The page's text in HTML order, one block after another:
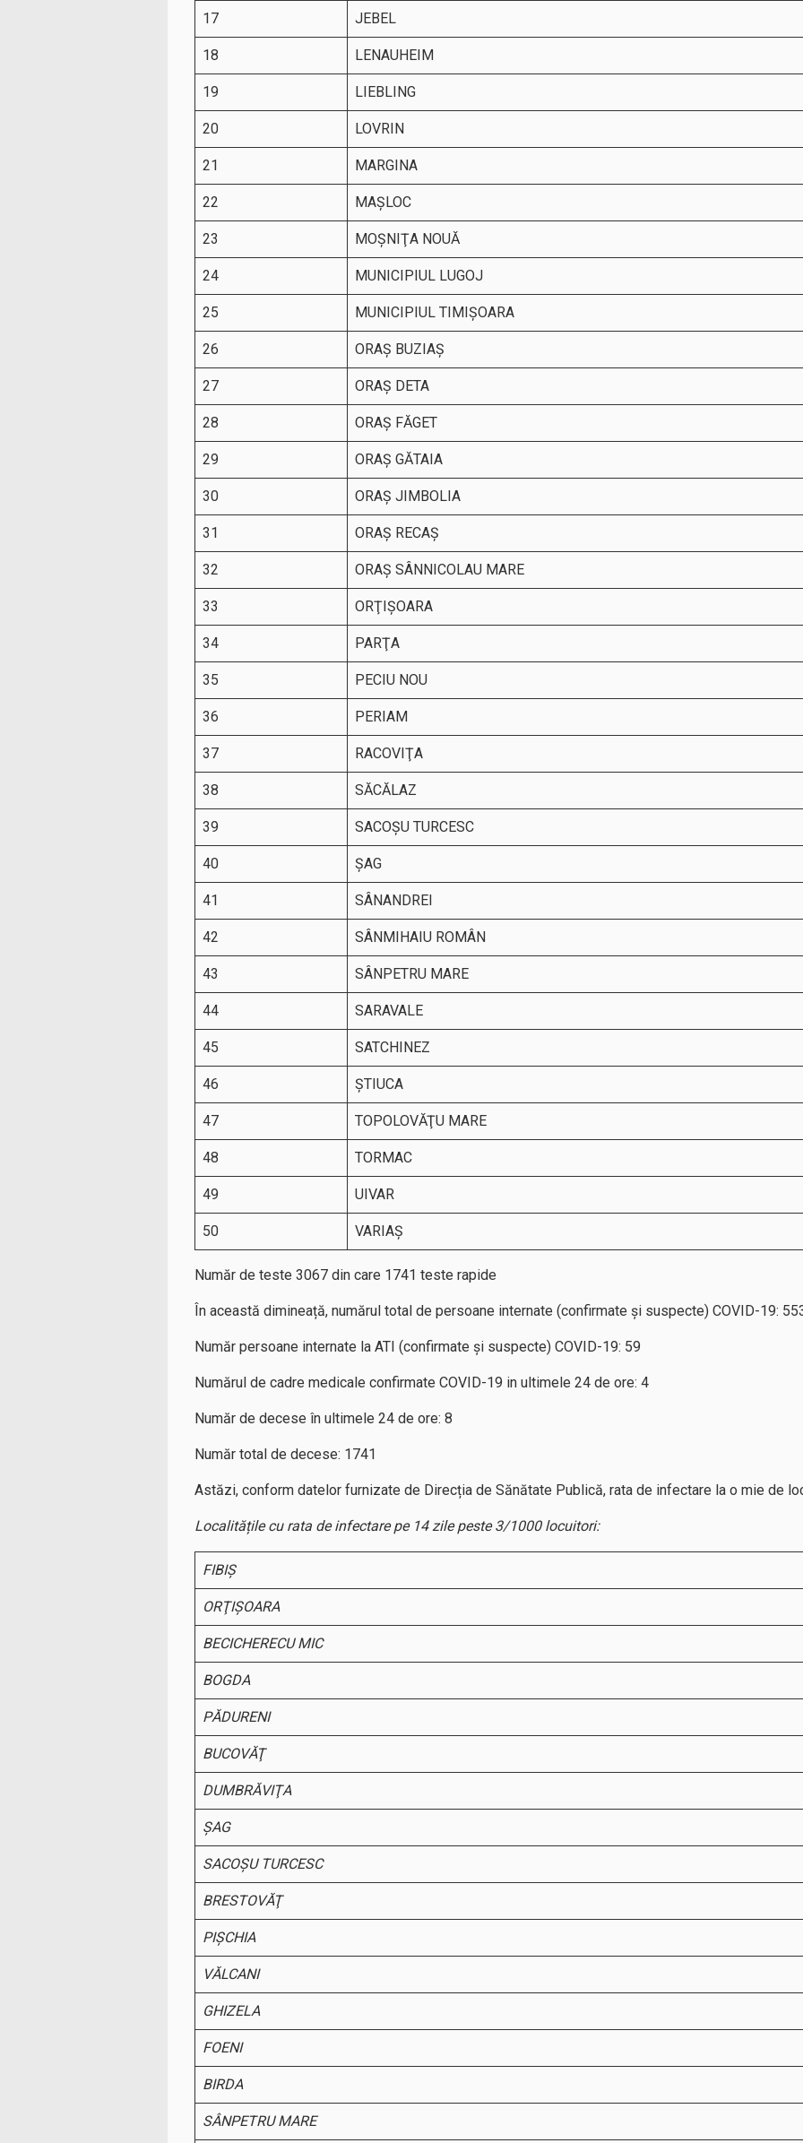
17 JEBEL
18 LENAUHEIM
19 LIEBLING
20 LOVRIN
21 MARGINA
22 MAŞLOC
23 MOŞNIŢA NOUĂ
24 MUNICIPIUL LUGOJ
25 MUNICIPIUL TIMIŞOARA
26 ORAŞ BUZIAŞ
27 ORAŞ DETA
28 ORAŞ FĂGET
29 ORAŞ GĂTAIA
30 ORAŞ JIMBOLIA
31 ORAŞ RECAŞ
32 ORAŞ SÂNNICOLAU MARE
33 ORŢIŞOARA
34 PARŢA
35 PECIU NOU
36 PERIAM
37 RACOVIŢA
38 SĂCĂLAZ
39 SACOŞU TURCESC
40 ŞAG
41 SÂNANDREI
42 SÂNMIHAIU ROMÂN
43 SÂNPETRU MARE
44 SARAVALE
45 SATCHINEZ
46 ŞTIUCA
47 TOPOLOVĂŢU MARE
48 TORMAC
49 UIVAR
50 VARIAŞ
Număr de teste 3067 din care 1741 teste rapide
În această dimineață, numărul total de persoane internate (confirmate și suspecte) COVID-19:
Număr persoane internate la ATI (confirmate și suspecte) COVID-19: 59
Numărul de cadre medicale confirmate COVID-19 in ultimele 24 de ore: 4
Număr de decese în ultimele 24 de ore: 8
Număr total de decese: 1741
Astăzi, conform datelor furnizate de Direcția de Sănătate Publică, rata de infectare la o mie de
Localitățile cu rata de infectare pe 14 zile peste 3/1000 locuitori:
FIBIŞ
ORŢIŞOARA
BECICHERECU MIC
BOGDA
PĂDURENI
BUCOVĂŢ
DUMBRĂVIŢA
ŞAG
SACOŞU TURCESC
BRESTOVĂŢ
PIŞCHIA
VĂLCANI
GHIZELA
FOENI
BIRDA
SÂNPETRU MARE